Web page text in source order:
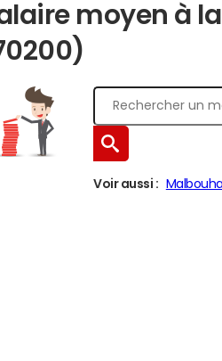
moyen à
Voir aussi :